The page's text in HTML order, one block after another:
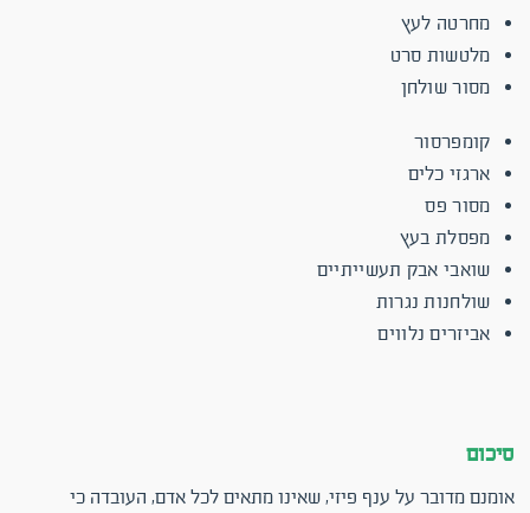
מחרטה לעץ
מלטשות סרט
מסור שולחן
קומפרסור
ארגזי כלים
מסור פס
מפסלת בעץ
שואבי אבק תעשייתיים
שולחנות נגרות
אביזרים נלווים
סיכום
אומנם מדובר על ענף פיזי, שאינו מתאים לכל אדם, העובדה כי